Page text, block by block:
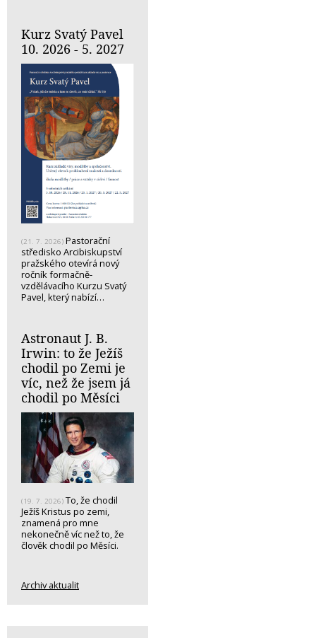
Kurz Svatý Pavel
10. 2026 - 5. 2027
(21. 7. 2026) Pastorační
středisko Arcibiskupství
pražského otevírá nový
ročník formačně-
vzdělávacího Kurzu Svatý
Pavel, který nabízí…
Astronaut J. B.
Irwin: to že Ježíš
chodil po Zemi je
víc, než že jsem já
chodil po Měsíci
(19. 7. 2026) To, že chodil
Ježíš Kristus po zemi,
znamená pro mne
nekonečně víc než to, že
člověk chodil po Měsíci.
Archiv aktualit